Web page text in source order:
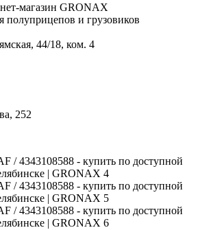
магазин GRONAX
полуприцепов и грузовиков
44/18, ком. 4
252